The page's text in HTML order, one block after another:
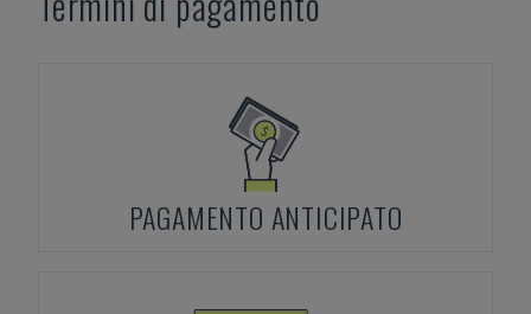
PAGAMENTO ANTICIPATO